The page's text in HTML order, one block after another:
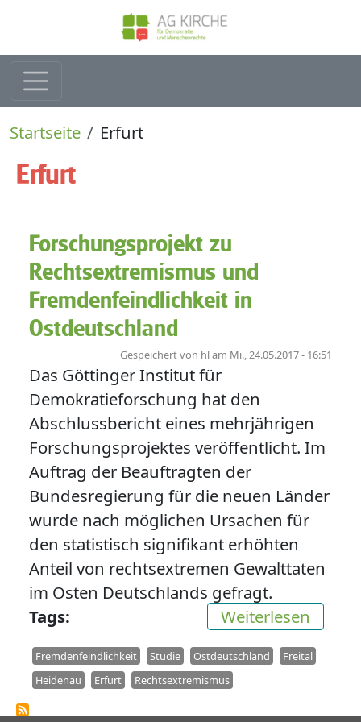
Direkt zum Inhalt
Pfadnavigation
Startseite Erfurt
Erfurt
Forschungsprojekt zu
Rechtsextremismus und
Fremdenfeindlichkeit in
Ostdeutschland
Gespeichert von hlam Mi., 24.05.2017 - 16:51
Das Göttinger Institut für
Demokratieforschung hat den
Abschlussbericht eines mehrjährigen
Forschungsprojektes veröffentlicht. Im
Auftrag der Beauftragten der
Bundesregierung für die neuen Länder
wurde nach möglichen Ursachen für
den statistisch signifikant erhöhten
Anteil von rechtsextremen Gewalttaten
im Osten Deutschlands gefragt.
Weiterlesen
Tags
Fremdenfeindlichkeit Studie Ostdeutschland
Freital
Heidenau
Erfurt Rechtsextremismus